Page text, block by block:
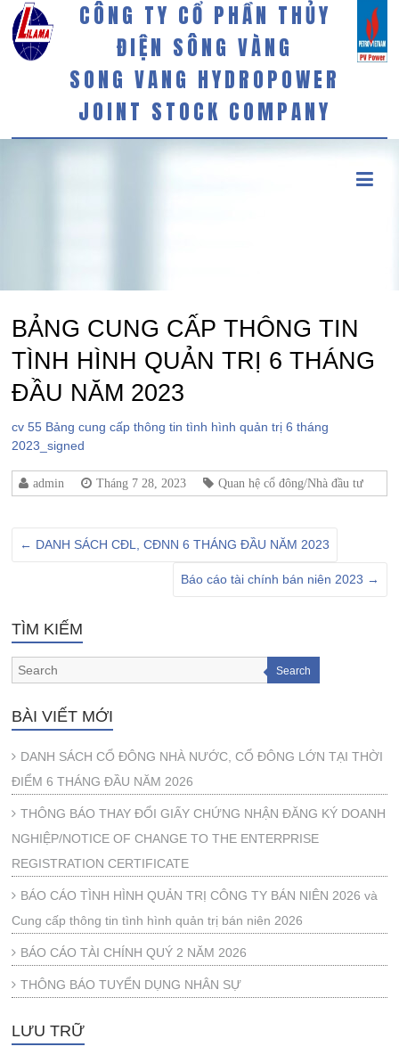
CÔNG TY CỔ PHẦN THỦY
ĐIỆN SÔNG VÀNG
SONG VANG HYDROPOWER
JOINT STOCK COMPANY
BẢNG CUNG CẤP THÔNG TIN
TÌNH HÌNH QUẢN TRỊ 6 THÁNG
ĐẦU NĂM 2023
cv 55 Bảng cung cấp thông tin tình hình quản trị 6 tháng
2023_signed
admin Tháng 7 28, 2023 Quan hệ cổ đông/Nhà đầu tư
← DANH SÁCH CĐL, CĐNN 6 THÁNG ĐẦU NĂM 2023
Báo cáo tài chính bán niên 2023 →
TÌM KIẾM
Search
BÀI VIẾT MỚI
DANH SÁCH CỔ ĐÔNG NHÀ NƯỚC, CỔ ĐÔNG LỚN TẠI THỜI
ĐIỂM 6 THÁNG ĐẦU NĂM 2026
THÔNG BÁO THAY ĐỔI GIẤY CHỨNG NHẬN ĐĂNG KÝ DOANH
NGHIỆP/NOTICE OF CHANGE TO THE ENTERPRISE
REGISTRATION CERTIFICATE
BÁO CÁO TÌNH HÌNH QUẢN TRỊ CÔNG TY BÁN NIÊN 2026 và
Cung cấp thông tin tình hình quản trị bán niên 2026
BÁO CÁO TÀI CHÍNH QUÝ 2 NĂM 2026
THÔNG BÁO TUYỂN DỤNG NHÂN SỰ
LƯU TRỮ